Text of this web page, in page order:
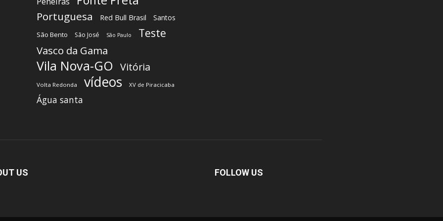
Portuguesa Red Bull Brasil Santos
São Bento São José São Paulo Teste
Vasco da Gama
Vila Nova-GO Vitória
Volta Redonda vídeos XV de Piracicaba
Água santa
US FOLLOW US